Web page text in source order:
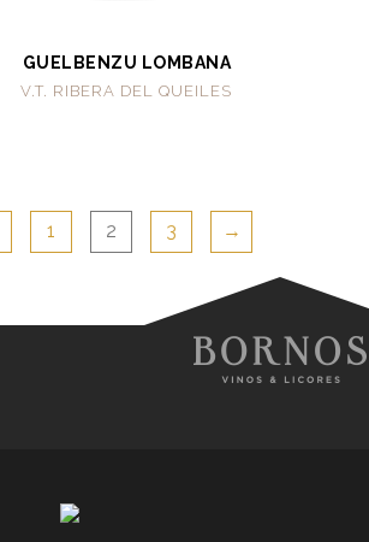
GUELBENZU LOMBANA
V.T. RIBERA DEL QUEILES
1 2 3 →